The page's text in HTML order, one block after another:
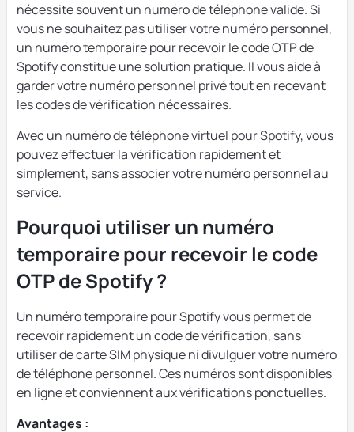
nécessite souvent un numéro de téléphone valide. Si
vous ne souhaitez pas utiliser votre numéro personnel,
un numéro temporaire pour recevoir le code OTP de
Spotify constitue une solution pratique. Il vous aide à
garder votre numéro personnel privé tout en recevant
les codes de vérification nécessaires.
Avec un numéro de téléphone virtuel pour Spotify, vous
pouvez effectuer la vérification rapidement et
simplement, sans associer votre numéro personnel au
service.
Pourquoi utiliser un numéro
temporaire pour recevoir le code
OTP de Spotify ?
Un numéro temporaire pour Spotify vous permet de
recevoir rapidement un code de vérification, sans
utiliser de carte SIM physique ni divulguer votre numéro
de téléphone personnel. Ces numéros sont disponibles
en ligne et conviennent aux vérifications ponctuelles.
Avantages :